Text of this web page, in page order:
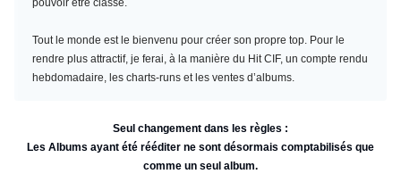
pouvoir être classé.
Tout le monde est le bienvenu pour créer son propre top. Pour le
rendre plus attractif, je ferai, à la manière du Hit CIF, un compte rendu
hebdomadaire, les charts-runs et les ventes d’albums.
Seul changement dans les règles :
Les Albums ayant été rééditer ne sont désormais comptabilisés que
comme un seul album.